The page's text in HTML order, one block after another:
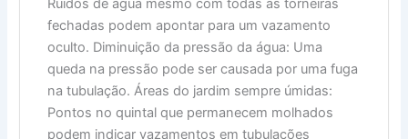
Ruídos de água mesmo com todas as torneiras
fechadas podem apontar para um vazamento
oculto. Diminuição da pressão da água: Uma
queda na pressão pode ser causada por uma fuga
na tubulação. Áreas do jardim sempre úmidas:
Pontos no quintal que permanecem molhados
podem indicar vazamentos em tubulações